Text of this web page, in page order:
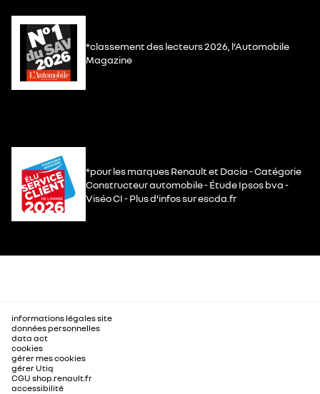
*classement des lecteurs 2026, l’Automobile
Magazine
*pour les marques Renault et Dacia - Catégorie
Constructeur automobile - Étude Ipsos bva -
Viséo CI - Plus d’infos sur escda.fr
informations légales site
données personnelles
data act
cookies
gérer mes cookies
gérer Utiq
CGU shop.renault.fr
accessibilité